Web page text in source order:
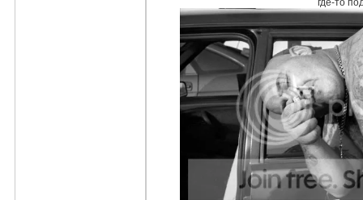
где-то